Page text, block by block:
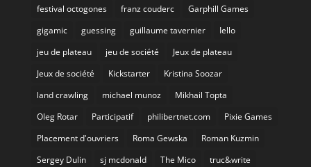
festival octogones
franz couderc
Garphill Games
gigamic
guessing guillaume tavernier
Iello
jeu de plateau
jeu de société
Jeux de plateau
Jeux de société
Kickstarter
Kristina Soozar
land crawling
michael munoz
Mikhail Topta
Oleg Rotar
Participatif philibertnet.com
Pixie Games
Placement d'ouvriers
Roma Gewska
Roman Kuzmin
Sergey Dulin
sj mcdonald The Mico
truc&write